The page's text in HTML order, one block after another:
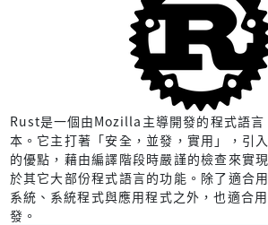
Rust是一個由Mozilla主導開發的程式語
本。它主打著「安全，並發，實用」，引
的優點，藉由編譯階段時嚴謹的檢查來實
於其它大部份程式語言的功能。除了適合
系統、系統程式與應用程式之外，也適合
發。